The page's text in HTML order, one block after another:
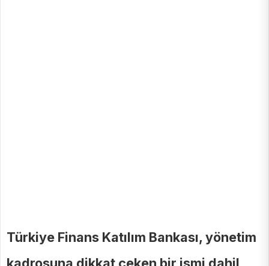
Türkiye Finans Katılım Bankası, yönetim